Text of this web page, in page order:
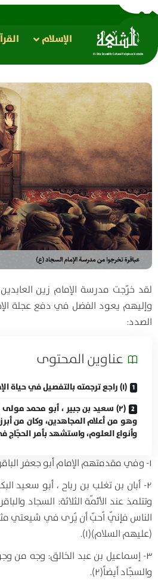
الإسلام
لقد خرّجت مدرسة الإمام زين
وإليهم يعود الفضل في دفع عجلة
الصدد:
عناوين المحتوی
(۱) راجع ترجمته بالتفصيل في حياة الإمام زين العابدين : ۵۲۲ ـ ۵۲۷
(۲) سعيد بن جبير ، أبو محمد
وهو من أعلام المجاهدين، وكان من
وأنواع العلوم، واستشهد بأمر الحجّاج في
۱- وفي مقدمتهم الإمام أبو جعفر الباقر (عليه السلام) وأخواه: زيد والحسين ابنا عليّ بن الحسين بن عليّ (عليهم السلام).
۲- أبان بن تغلب بن رباح ، أبو سعيد
وتتلمذ عند الأئمّة الثلاثة: السجاد
الناس فإنّي اُحبّ أن يُرى في شيعتي
(عليهم السلام)(۱).
۳- إسماعيل بن عبد الخالق: وجه من
والسجّاد أيضاً(۲).